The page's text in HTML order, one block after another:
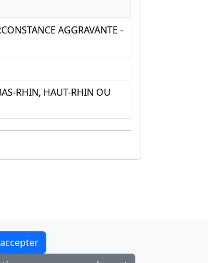
AGGRAVANTE -
RHIN, HAUT-RHIN OU
·App Store·Google Play·Linux